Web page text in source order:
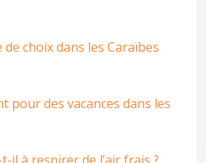
choix dans les Caraïbes
pour des vacances dans les
il à respirer de l’air frais ?